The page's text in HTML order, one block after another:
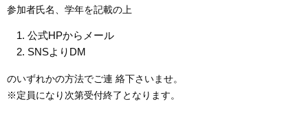
参加者氏名、学年を記載の上
公式HPからメール
SNSよりDM
のいずれかの方法でご連 絡下さいませ。
※定員になり次第受付終了となります。